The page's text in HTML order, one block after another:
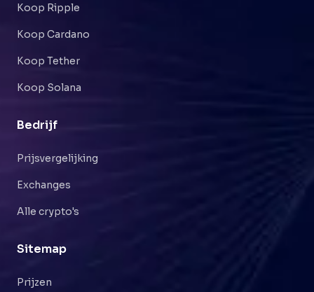
Koop Ripple
Koop Cardano
Koop Tether
Koop Solana
Bedrijf
Prijsvergelijking
Exchanges
Alle crypto's
Sitemap
Prijzen